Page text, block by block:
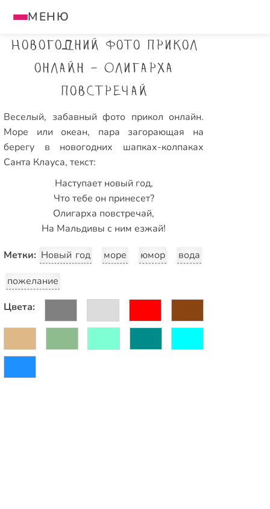
МЕНЮ
Новогодний фото прикол
онлайн - Олигарха
повстречай
Веселый, забавный фото прикол онлайн.
Море или океан, пара загорающая на
берегу в новогодних шапках-колпаках
Санта Клауса, текст:
Наступает новый год,
Что тебе он принесет?
Олигарха повстречай,
На Мальдивы с ним езжай!
Метки: Новый год море юмор
вода
пожелание
Цвета: